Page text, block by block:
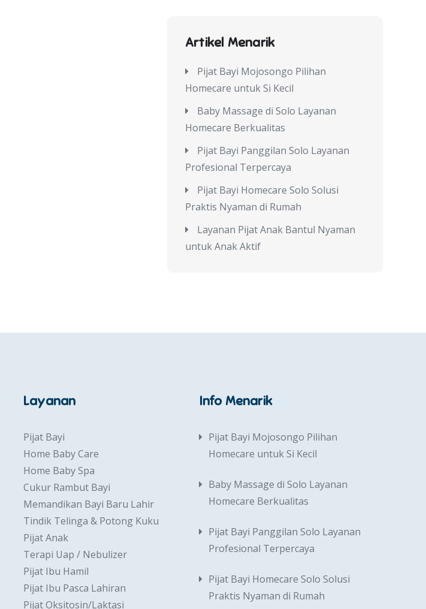
Artikel Menarik
Pijat Bayi Mojosongo Pilihan
Homecare untuk Si Kecil
Baby Massage di Solo Layanan
Homecare Berkualitas
Pijat Bayi Panggilan Solo Layanan
Profesional Terpercaya
Pijat Bayi Homecare Solo Solusi
Praktis Nyaman di Rumah
Layanan Pijat Anak Bantul Nyaman
untuk Anak Aktif
Layanan
Pijat Bayi
Home Baby Care
Home Baby Spa
Cukur Rambut Bayi
Memandikan Bayi Baru Lahir
Tindik Telinga & Potong Kuku
Pijat Anak
Terapi Uap / Nebulizer
Pijat Ibu Hamil
Pijat Ibu Pasca Lahiran
Pijat Oksitosin/Laktasi
Info Menarik
Pijat Bayi Mojosongo Pilihan
Homecare untuk Si Kecil
Baby Massage di Solo Layanan
Homecare Berkualitas
Pijat Bayi Panggilan Solo Layanan
Profesional Terpercaya
Pijat Bayi Homecare Solo Solusi
Praktis Nyaman di Rumah